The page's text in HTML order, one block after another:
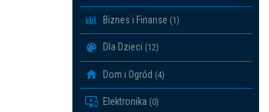
Biznes i Finanse (1)
Dla Dzieci (12)
Dom i Ogród (4)
Elektronika (0)